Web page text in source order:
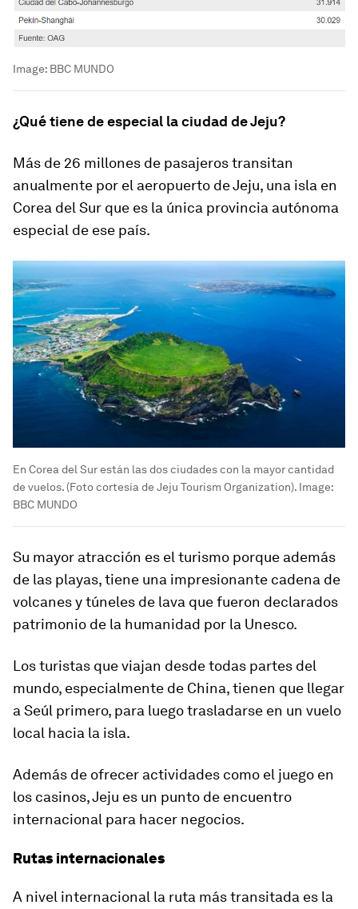
Image: BBC MUNDO
¿Qué tiene de especial la ciudad de Jeju?
Más de 26 millones de pasajeros transitan
anualmente por el aeropuerto de Jeju, una isla en
Corea del Sur que es la única provincia autónoma
especial de ese país.
En Corea del Sur están las dos ciudades con la mayor cantidad
de vuelos. (Foto cortesía de Jeju Tourism Organization). Image:
BBC MUNDO
Su mayor atracción es el turismo porque además
de las playas, tiene una impresionante cadena de
volcanes y túneles de lava que fueron declarados
patrimonio de la humanidad por la Unesco.
Los turistas que viajan desde todas partes del
mundo, especialmente de China, tienen que llegar
a Seúl primero, para luego trasladarse en un vuelo
local hacia la isla.
Además de ofrecer actividades como el juego en
los casinos, Jeju es un punto de encuentro
internacional para hacer negocios.
Rutas internacionales
A nivel internacional la ruta más transitada es la